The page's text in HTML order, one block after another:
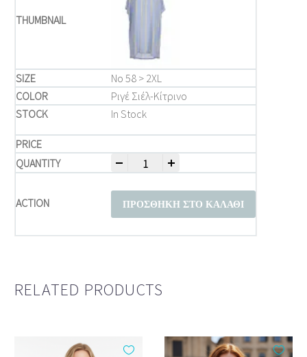
Νο 58 > 2XL
Ριγέ Σιέλ-Κίτρινο
In Stock
Μπλούζες Μεγάλα Μεγέθη – Ροζ Ριγέ
ΠΡΟΣΘΉΚΗ ΣΤΟ ΚΑΛΆΘΙ
RELATED PRODUCTS